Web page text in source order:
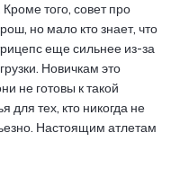
того, совет про
но мало кто знает, что
еще сильнее из-за
Новичкам это
не готовы к такой
для тех, кто никогда не
Настоящим атлетам